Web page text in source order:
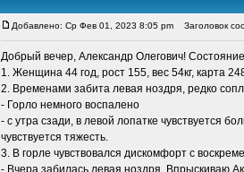
Добавлено: Ср Фев 01, 2023 8:05 pm Заголовок
Добрый вечер, Александр Олегович!
1. Женщина 44 год, рост 155, вес 54кг, карта
2. Временами забита левая ноздря, редко
- Горло немного воспалено
- с утра сзади, в левой лопатке чувствуется
чувствуется тяжесть.
3. В горле чувствовался дискомфорт с
- Вчера забилась левая ноздря. Впрыскиваю